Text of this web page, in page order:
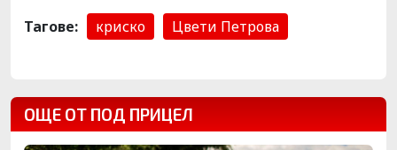
Тагове: криско Цвети Петрова
ОЩЕ ОТ ПОД ПРИЦЕЛ